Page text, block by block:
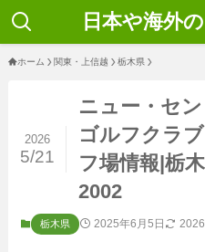
日本や海外
ホーム 関東・上信越 栃木県
ニュー・セ
ゴルフクラ
フ場情報|栃
2002
2026
5/21
栃木県 2025年6月5日